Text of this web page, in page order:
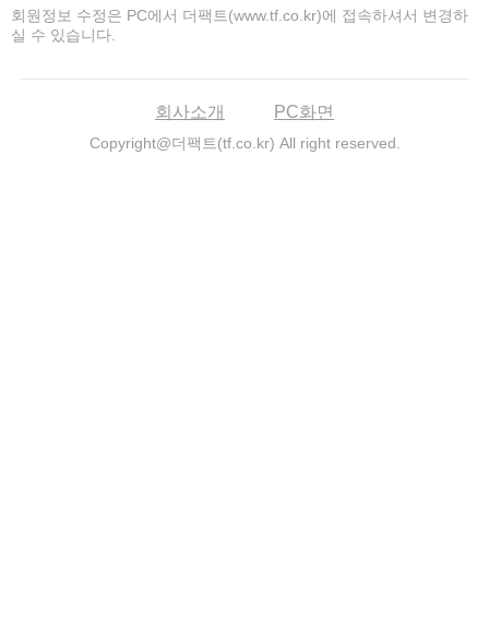
회원정보 수정은 PC에서 더팩트(www.tf.co.kr)에 접속하셔서 변경하
실 수 있습니다.
회사소개 PC화면
Copyright@더팩트(tf.co.kr) All right reserved.